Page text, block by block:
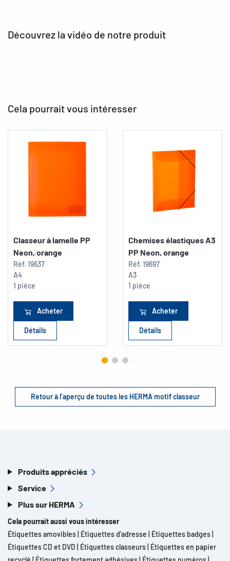
Découvrez la vidéo de notre produit
Cela pourrait vous intéresser
Classeur à lamelle PP
Neon, orange
Réf. 19637
A4
1 pièce
Acheter
Détails
Chemises élastiques A3
PP Neon, orange
Réf. 19697
A3
1 pièce
Acheter
Détails
Retour à l’aperçu de toutes les HERMA motif classeur
Produits appréciés
Service
Plus sur HERMA
Cela pourrait aussi vous intéresser
Étiquettes amovibles Étiquettes d'adresse Étiquettes badges
Étiquettes CD et DVD
Étiquettes classeurs Étiquettes en papier